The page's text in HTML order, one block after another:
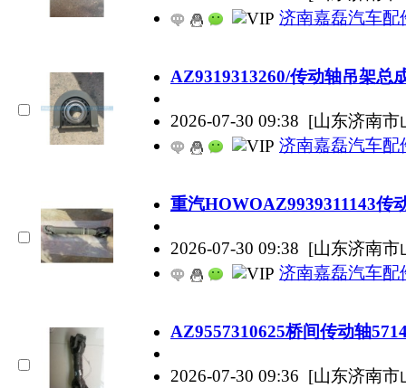
济南嘉磊汽车配
AZ9319313260/传动轴吊架总
2026-07-30 09:38 [山东济南市
济南嘉磊汽车配
重汽HOWOAZ9939311143传
2026-07-30 09:38 [山东济南市
济南嘉磊汽车配
AZ9557310625桥间传动轴
2026-07-30 09:36 [山东济南市